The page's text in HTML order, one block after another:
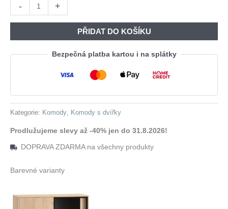
7
270,00 Kč. 608,00
-
BURSA
kašmír
množství
+
PŘIDAT DO KOŠÍKU
Bezpečná platba kartou i na splátky
Kategorie: Komody, Komody s dvířky
Prodlužujeme slevy až -40% jen do 31.8.2026!
DOPRAVA ZDARMA na všechny produkty
Barevné varianty